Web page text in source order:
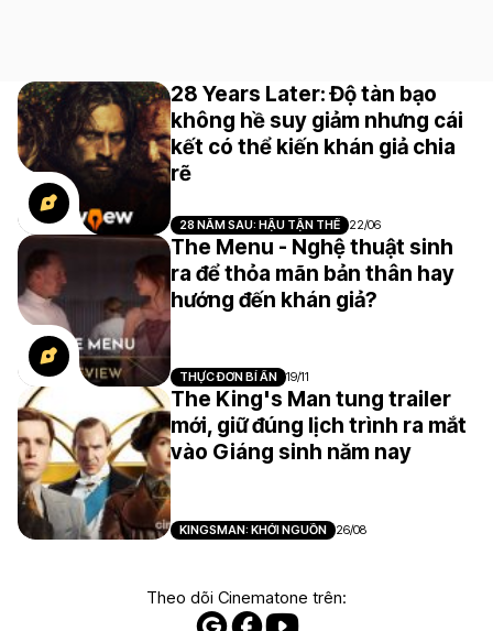
28 Years Later: Độ tàn bạo
không hề suy giảm nhưng cái
kết có thể kiến khán giả chia
rẽ
28 NĂM SAU: HẬU TẬN THẾ 22/06
The Menu - Nghệ thuật sinh
ra để thỏa mãn bản thân hay
hướng đến khán giả?
THỰC ĐƠN BÍ ẨN 19/11
The King's Man tung trailer
mới, giữ đúng lịch trình ra mắt
vào Giáng sinh năm nay
KINGSMAN: KHỞI NGUỒN 26/08
Theo dõi Cinematone trên: